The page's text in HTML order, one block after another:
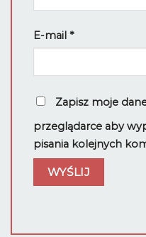
E-mail *
Zapisz moje
przeglądarce aby
pisania kolejnych